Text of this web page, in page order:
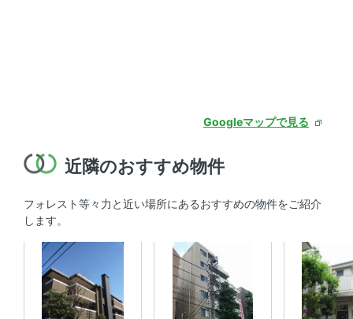
Googleマップで見る
近隣のおすすめ物件
フォレスト等々力と近い場所にあるおすすめの物件をご紹介
します。